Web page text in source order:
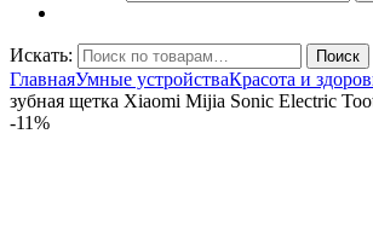
Искать: Поиск
ГлавнаяУмные устройстваКрасота и
зубная щетка Xiaomi Mijia Sonic Electric
-11%